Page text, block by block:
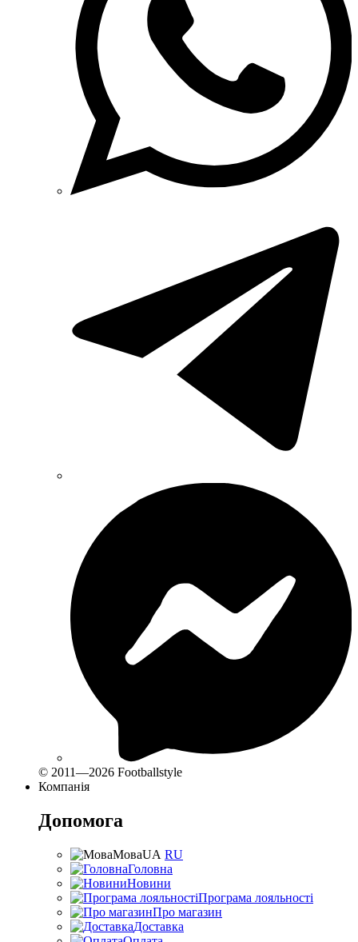
© 2011—2026 Footballstyle
Компанія
Допомога
МоваUA RU
Головна
Новини
Програма лояльності
Про магазин
Доставка